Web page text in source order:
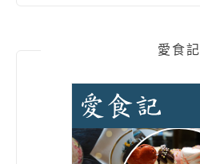
愛食記